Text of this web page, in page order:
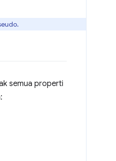
semua properti